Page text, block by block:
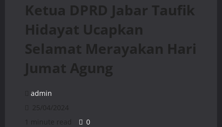
Ketua DPRD Jabar Taufik
Hidayat Ucapkan
Selamat Merayakan Hari
Jumat Agung
admin
25/04/2024
1 minute read
0